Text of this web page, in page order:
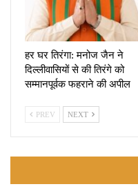
हर घर तिरंगा: मनोज जैन ने
दिल्लीवासियों से की तिरंगे को
सम्मानपूर्वक फहराने की अपील
PREV NEXT